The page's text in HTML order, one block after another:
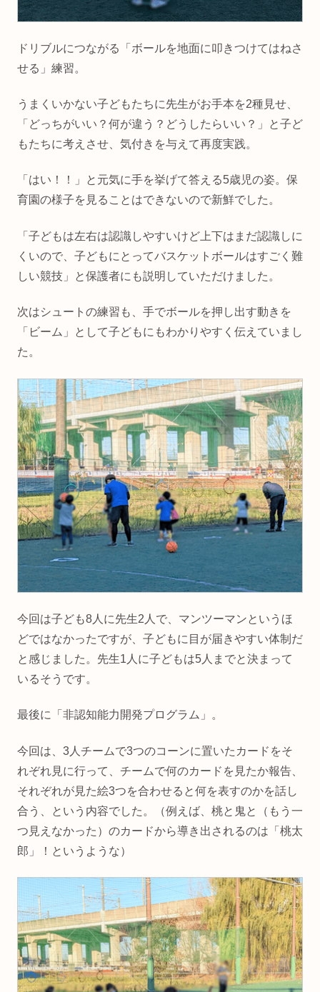
ドリブルにつながる「ボールを地面に叩きつけてはねさ
せる」練習。
うまくいかない子どもたちに先生がお手本を2種見せ、
「どっちがいい？何が違う？どうしたらいい？」と子ど
もたちに考えさせ、気付きを与えて再度実践。
「はい！！」と元気に手を挙げて答える5歳児の姿。保
育園の様子を見ることはできないので新鮮でした。
「子どもは左右は認識しやすいけど上下はまだ認識しに
くいので、子どもにとってバスケットボールはすごく難
しい競技」と保護者にも説明していただけました。
次はシュートの練習も、手でボールを押し出す動きを
「ビーム」として子どもにもわかりやすく伝えていまし
た。
今回は子ども8人に先生2人で、マンツーマンというほ
どではなかったですが、子どもに目が届きやすい体制だ
と感じました。先生1人に子どもは5人までと決まって
いるそうです。
最後に「非認知能力開発プログラム」。
今回は、3人チームで3つのコーンに置いたカードをそ
れぞれ見に行って、チームで何のカードを見たか報告、
それぞれが見た絵3つを合わせると何を表すのかを話し
合う、という内容でした。（例えば、桃と鬼と（もう一
つ見えなかった）のカードから導き出されるのは「桃太
郎」！というような）